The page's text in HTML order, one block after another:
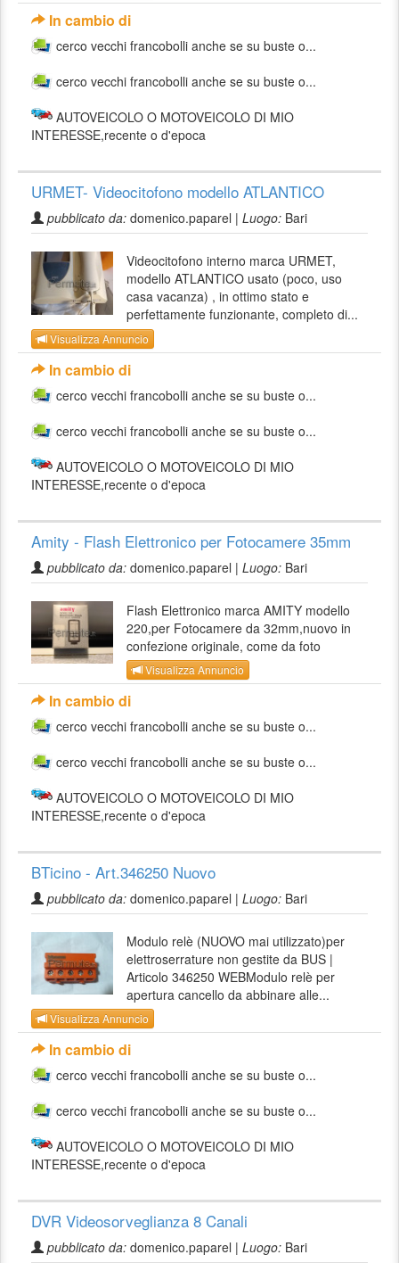
In cambio di
cerco vecchi francobolli anche se su buste o...
cerco vecchi francobolli anche se su buste o...
AUTOVEICOLO O MOTOVEICOLO DI MIO
INTERESSE,recente o d'epoca
URMET- Videocitofono modello ATLANTICO
pubblicato da: domenico.paparel | Luogo: Bari
Videocitofono interno marca URMET,
modello ATLANTICO usato (poco, uso
casa vacanza) , in ottimo stato e
perfettamente funzionante, completo di...
Visualizza Annuncio
In cambio di
cerco vecchi francobolli anche se su buste o...
cerco vecchi francobolli anche se su buste o...
AUTOVEICOLO O MOTOVEICOLO DI MIO
INTERESSE,recente o d'epoca
Amity - Flash Elettronico per Fotocamere 35mm
pubblicato da: domenico.paparel | Luogo: Bari
Flash Elettronico marca AMITY modello
220,per Fotocamere da 32mm,nuovo in
confezione originale, come da foto
Visualizza Annuncio
In cambio di
cerco vecchi francobolli anche se su buste o...
cerco vecchi francobolli anche se su buste o...
AUTOVEICOLO O MOTOVEICOLO DI MIO
INTERESSE,recente o d'epoca
BTicino - Art.346250 Nuovo
pubblicato da: domenico.paparel | Luogo: Bari
Modulo relè (NUOVO mai utilizzato)per
elettroserrature non gestite da BUS |
Articolo 346250 WEBModulo relè per
apertura cancello da abbinare alle...
Visualizza Annuncio
In cambio di
cerco vecchi francobolli anche se su buste o...
cerco vecchi francobolli anche se su buste o...
AUTOVEICOLO O MOTOVEICOLO DI MIO
INTERESSE,recente o d'epoca
DVR Videosorveglianza 8 Canali
pubblicato da: domenico.paparel | Luogo: Bari